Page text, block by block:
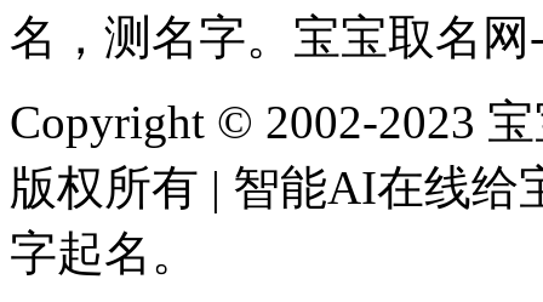
名，测名字。宝宝取名
Copyright © 2002-2023
版权所有 | 智能AI在线给
字起名。